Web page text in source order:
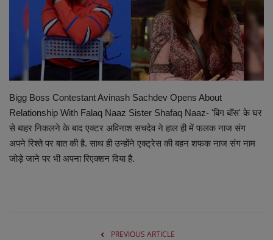
व्यापार
शिक्षा एवं रोजगार
Bigg Boss Contestant Avinash Sachdev Opens About
Relationship With Falaq Naaz Sister Shafaq Naaz- 'बिग बॉस' के घर
से बाहर निकलने के बाद एक्टर अविनाश सचदेव ने हाल ही में फलक नाज संग
अपने रिश्ते पर बात की है. साथ ही उन्होंने एक्ट्रेस की बहन शफक नाज संग नाम
जोड़े जाने पर भी अपना रिएक्शन दिया है.
PREVIOUS ARTICLE